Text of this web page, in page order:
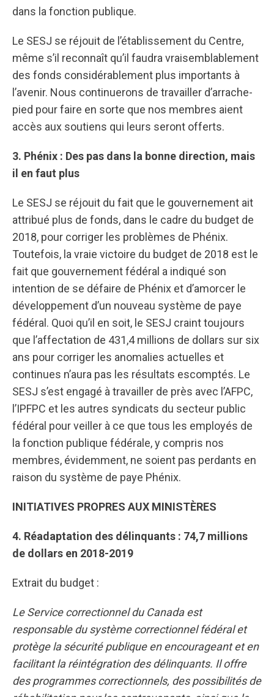
dans la fonction publique.
Le SESJ se réjouit de l’établissement du Centre,
même s’il reconnaît qu’il faudra vraisemblablement
des fonds considérablement plus importants à
l’avenir. Nous continuerons de travailler d’arrache-
pied pour faire en sorte que nos membres aient
accès aux soutiens qui leurs seront offerts.
3. Phénix : Des pas dans la bonne direction, mais
il en faut plus
Le SESJ se réjouit du fait que le gouvernement ait
attribué plus de fonds, dans le cadre du budget de
2018, pour corriger les problèmes de Phénix.
Toutefois, la vraie victoire du budget de 2018 est le
fait que gouvernement fédéral a indiqué son
intention de se défaire de Phénix et d’amorcer le
développement d’un nouveau système de paye
fédéral. Quoi qu’il en soit, le SESJ craint toujours
que l’affectation de 431,4 millions de dollars sur six
ans pour corriger les anomalies actuelles et
continues n’aura pas les résultats escomptés. Le
SESJ s’est engagé à travailler de près avec l’AFPC,
l’IPFPC et les autres syndicats du secteur public
fédéral pour veiller à ce que tous les employés de
la fonction publique fédérale, y compris nos
membres, évidemment, ne soient pas perdants en
raison du système de paye Phénix.
INITIATIVES PROPRES AUX MINISTÈRES
4. Réadaptation des délinquants : 74,7 millions
de dollars en 2018-2019
Extrait du budget :
Le Service correctionnel du Canada est
responsable du système correctionnel fédéral et
protège la sécurité publique en encourageant et en
facilitant la réintégration des délinquants. Il offre
des programmes correctionnels, des possibilités de